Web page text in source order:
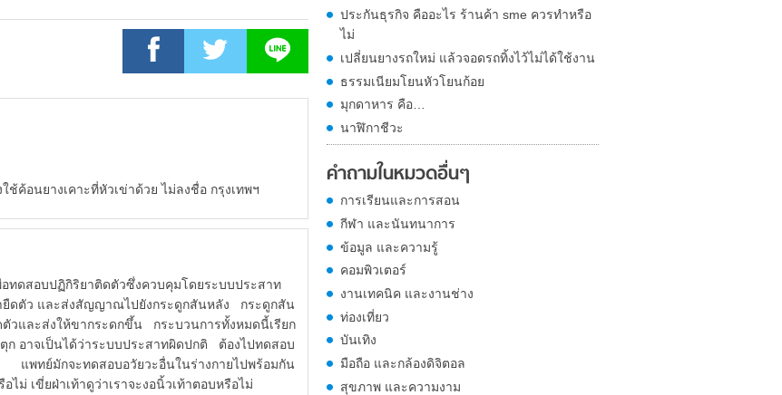
ช้ค้อนยางเคาะที่หัวเข่าด้วย ไม่ลงชื่อ กรุงเทพฯ
ดสอบปฏิกิริยาติดตัวซึ่งควบคุมโดยระบบประสาท
ยืดตัว และส่งสัญญาณไปยังกระดูกสันหลัง กระดูกสัน
วและส่งให้ขากระดกขึ้น กระบวนการทั้งหมดนี้เรียก
ก อาจเป็นได้ว่าระบบประสาทผิดปกติ ต้องไปทดสอบ
แพทย์มักจะทดสอบอวัยวะอื่นในร่างกายไปพร้อมกัน
ไม่ เขี่ยฝ่าเท้าดูว่าเราจะงอนิ้วเท้าตอบหรือไม่
ประกันธุรกิจ คืออะไร ร้านค้า sme ควรทำหรือ
ไม่
เปลี่ยนยางรถใหม่ แล้วจอดรถทิ้งไว้ไม่ได้ใช้งาน
ธรรมเนียมโยนหัวโยนก้อย
มุกดาหาร คือ…
นาฬิกาชีวะ
คำถามในหมวดอื่นๆ
การเรียนและการสอน
กีฬา และนันทนาการ
ข้อมูล และความรู้
คอมพิวเตอร์
งานเทคนิค และงานช่าง
ท่องเที่ยว
บันเทิง
มือถือ และกล้องดิจิตอล
สุขภาพ และความงาม